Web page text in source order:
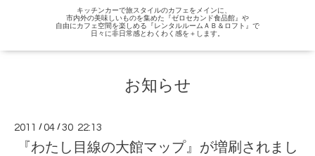
キッチンカーで旅スタイルのカフェをメインに、
市内外の美味しいものを集めた『ゼロセカンド食品館』や
自由にカフェ空間を楽しめる『レンタルルームＡＢ＆ロフト』で
日々に非日常感とわくわく感を＋します。
お知らせ
2011 /04 /30 22:13
『わたし目線の大館マップ』が増刷されまし